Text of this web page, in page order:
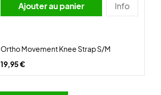
Ajouter au panier Info
Ortho Movement Knee Strap S/M
19,95 €